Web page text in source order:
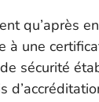
qu’après
une
sécurité